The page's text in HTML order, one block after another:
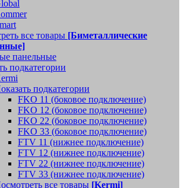
все товары [Биметаллические
панельные
подкатегории
подкатегории
FKO 11 (боковое подключение)
FKO 12 (боковое подключение)
FKO 22 (боковое подключение)
FKO 33 (боковое подключение)
FTV 11 (нижнее подключение)
FTV 12 (нижнее подключение)
FTV 22 (нижнее подключение)
FTV 33 (нижнее подключение)
все товары [Kermi]